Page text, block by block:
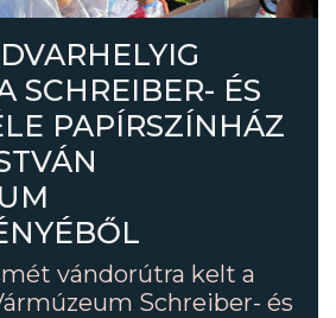
SCHREIBER- ÉS
PAPÍRSZÍNHÁZ
vándorútra kelt a
Schreiber- és